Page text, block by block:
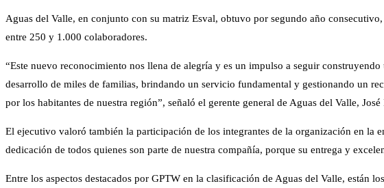
Aguas del Valle, en conjunto con su matriz Esval, obtuvo por segundo año
entre 250 y 1.000 colaboradores.
“Este nuevo reconocimiento nos llena de alegría y es un impulso a seguir
desarrollo de miles de familias, brindando un servicio fundamental y gestionando un
por los habitantes de nuestra región”, señaló el gerente general de Aguas del Valle,
El ejecutivo valoró también la participación de los integrantes de la organización en la
dedicación de todos quienes son parte de nuestra compañía, porque su entrega y
Entre los aspectos destacados por GPTW en la clasificación de Aguas del Valle, están